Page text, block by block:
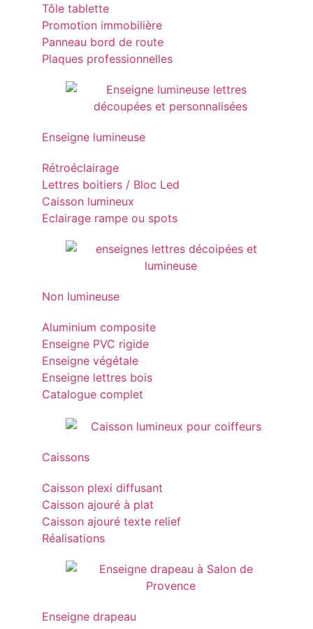
Tôle tablette
Promotion immobilière
Panneau bord de route
Plaques professionnelles
Enseigne lumineuse
Rétroéclairage
Lettres boitiers / Bloc Led
Caisson lumineux
Eclairage rampe ou spots
Non lumineuse
Aluminium composite
Enseigne PVC rigide
Enseigne végétale
Enseigne lettres bois
Catalogue complet
Caissons
Caisson plexi diffusant
Caisson ajouré à plat
Caisson ajouré texte relief
Réalisations
Enseigne drapeau